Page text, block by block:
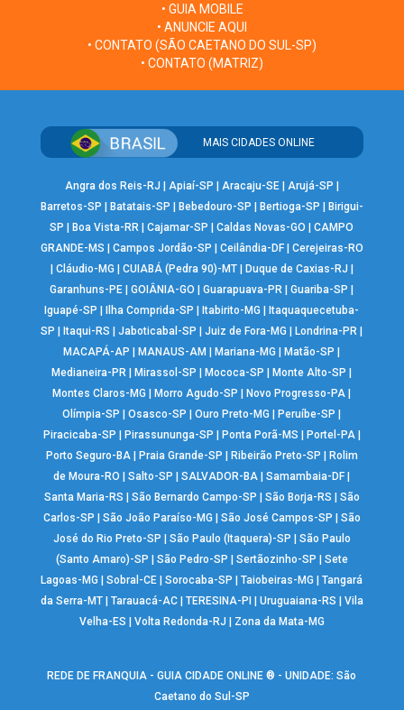
• GUIA MOBILE
• ANUNCIE AQUI
• CONTATO (SÃO CAETANO DO SUL-SP)
• CONTATO (MATRIZ)
MAIS CIDADES ONLINE
Angra dos Reis-RJ Apiaí-SP Aracaju-SE| Arujá-SP
Barretos-SP
Batatais-SP Bebedouro-SP Bertioga-SP
Birigui-
SP
Boa Vista-RR |Cajamar-SP |Caldas Novas-GO |CAMPO
GRANDE-MS
Campos Jordão-SP Ceilândia-DF| Cerejeiras-RO
Cláudio-MG CUIABÁ (Pedra 90)-MT| Duque de Caxias-RJ
Garanhuns-PE |GOIÂNIA-GO |Guarapuava-PR |Guariba-SP
Iguapé-SP
Ilha Comprida-SP Itabirito-MG
Itaquaquecetuba-
SP
Itaqui-RS |Jaboticabal-SP |Juiz de Fora-MG Londrina-PR
MACAPÁ-AP
MANAUS-AM Mariana-MG Matão-SP
Medianeira-PR
Mirassol-SP Mococa-SP Monte Alto-SP
Montes Claros-MG
Morro Agudo-SP Novo Progresso-PA
Olímpia-SP
|Osasco-SP |Ouro Preto-MG Peruíbe-SP
Piracicaba-SP
Pirassununga-SP Ponta Porã-MS Portel-PA|
Porto Seguro-BA| Praia Grande-SP Ribeirão Preto-SP
Rolim
de Moura-RO
|Salto-SP |SALVADOR-BA |Samambaia-DF
Santa Maria-RS
São Bernardo Campo-SP São Borja-RS
São
Carlos-SP
São João Paraíso-MG São José Campos-SP
São
José do Rio Preto-SP
São Paulo (Itaquera)-SP
São Paulo
(Santo Amaro)-SP
São Pedro-SP Sertãozinho-SP
Sete
Lagoas-MG
|Sobral-CE |Sorocaba-SP |Taiobeiras-MG |Tangará
da Serra-MT| Tarauacá-AC| TERESINA-PI Uruguaiana-RS
Vila
Velha-ES
Volta Redonda-RJ Zona da Mata-MG
REDE DE FRANQUIA - GUIA CIDADE ONLINE ® - UNIDADE: São
Caetano do Sul-SP